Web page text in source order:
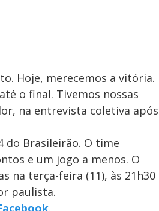
Hoje, merecemos a vitória.
o final. Tivemos nossas
na entrevista coletiva após
do Brasileirão. O time
e um jogo a menos. O
na terça-feira (11), às 21h30
paulista.
.